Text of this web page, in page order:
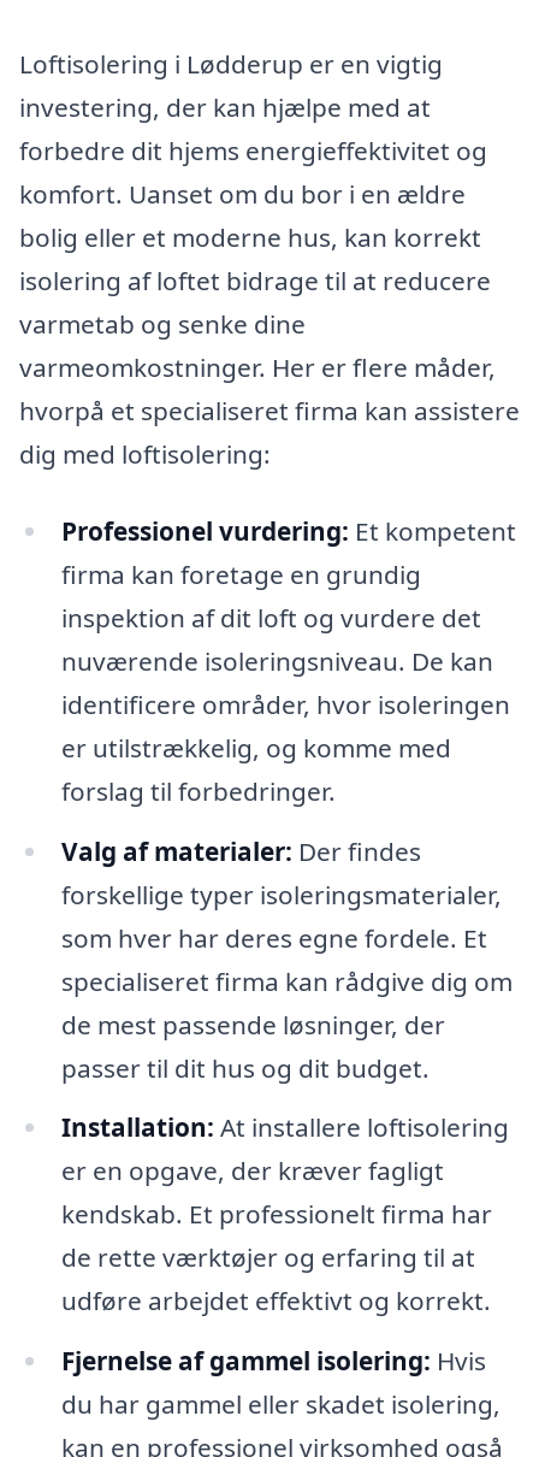
Loftisolering i Lødderup er en vigtig
investering, der kan hjælpe med at
forbedre dit hjems energieffektivitet og
komfort. Uanset om du bor i en ældre
bolig eller et moderne hus, kan korrekt
isolering af loftet bidrage til at reducere
varmetab og senke dine
varmeomkostninger. Her er flere måder,
hvorpå et specialiseret firma kan assistere
dig med loftisolering:
Professionel vurdering: Et kompetent
firma kan foretage en grundig
inspektion af dit loft og vurdere det
nuværende isoleringsniveau. De kan
identificere områder, hvor isoleringen
er utilstrækkelig, og komme med
forslag til forbedringer.
Valg af materialer: Der findes
forskellige typer isoleringsmaterialer,
som hver har deres egne fordele. Et
specialiseret firma kan rådgive dig om
de mest passende løsninger, der
passer til dit hus og dit budget.
Installation: At installere loftisolering
er en opgave, der kræver fagligt
kendskab. Et professionelt firma har
de rette værktøjer og erfaring til at
udføre arbejdet effektivt og korrekt.
Fjernelse af gammel isolering: Hvis
du har gammel eller skadet isolering,
kan en professionel virksomhed også